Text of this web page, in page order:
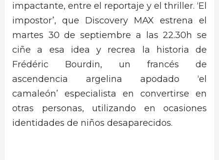
impactante, entre el reportaje y el thriller. ‘El
impostor’, que Discovery MAX estrena el
martes 30 de septiembre a las 22.30h se
ciñe a esa idea y recrea la historia de
Frédéric Bourdin, un francés de
ascendencia argelina apodado ‘el
camaleón’ especialista en convertirse en
otras personas, utilizando en ocasiones
identidades de niños desaparecidos.